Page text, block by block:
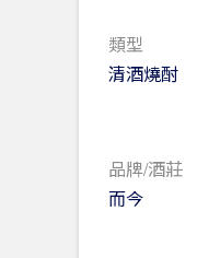
類型
清酒燒酎
品牌/酒莊
而今